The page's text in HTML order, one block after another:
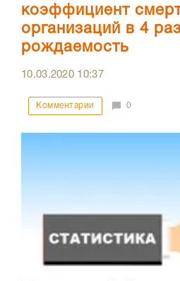
коэффициент
организаций в 4
рождаемость
10.03.2020 10:37
Комментарии 0